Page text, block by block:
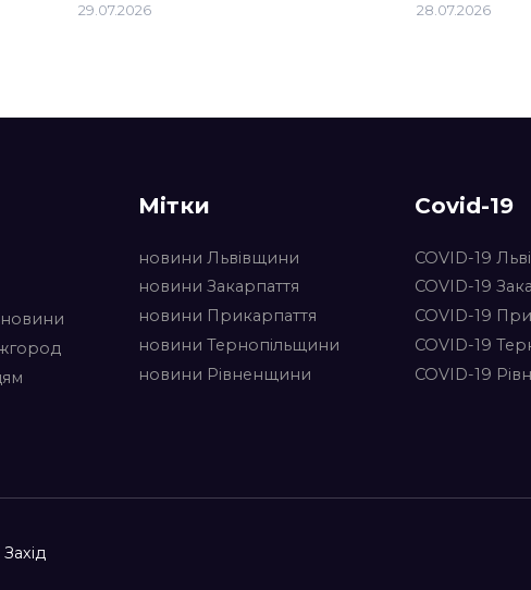
29.07.2026 28.07.2026
новини
Мітки
новини Львівщини
новини Закарпаття
новини Прикарпаття
новини Тернопільщини
новини Рівненщини
Covid-19
COVID-19
COVID-19
COVID-19
COVID-19
COVID-19